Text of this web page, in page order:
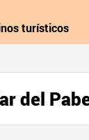
turísticos
del